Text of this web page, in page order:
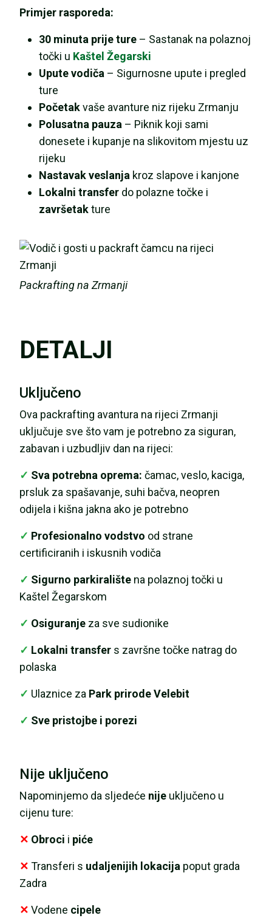
Primjer rasporeda:
30 minuta prije ture – Sastanak na polaznoj
točki u Kaštel Žegarski
Upute vodiča – Sigurnosne upute i pregled
ture
Početakvaše avanture niz rijeku Zrmanju
Polusatna pauza – Piknik koji sami
donesete i kupanje na slikovitom mjestu uz
rijeku
Nastavak veslanja kroz slapove i kanjone
Lokalni transfer do polazne točke i
završetakture
Packrafting na Zrmanji
DETALJI
Uključeno
Ova packrafting avantura na rijeci Zrmanji
uključuje sve što vam je potrebno za siguran,
zabavan i uzbudljiv dan na rijeci:
✓ Sva potrebna oprema: čamac, veslo, kaciga,
prsluk za spašavanje, suhi bačva, neopren
odijela i kišna jakna ako je potrebno
✓ Profesionalno vodstvo od strane
certificiranih i iskusnih vodiča
✓ Sigurno parkiralište na polaznoj točki u
Kaštel Žegarskom
✓ Osiguranje za sve sudionike
✓ Lokalni transfer s završne točke natrag do
polaska
✓ Ulaznice za Park prirode Velebit
✓ Sve pristojbe i porezi
Nije uključeno
Napominjemo da sljedeće nije uključeno u
cijenu ture:
✕ Obroci i piće
✕ Transferi s udaljenijih lokacija poput grada
Zadra
✕ Vodene cipele